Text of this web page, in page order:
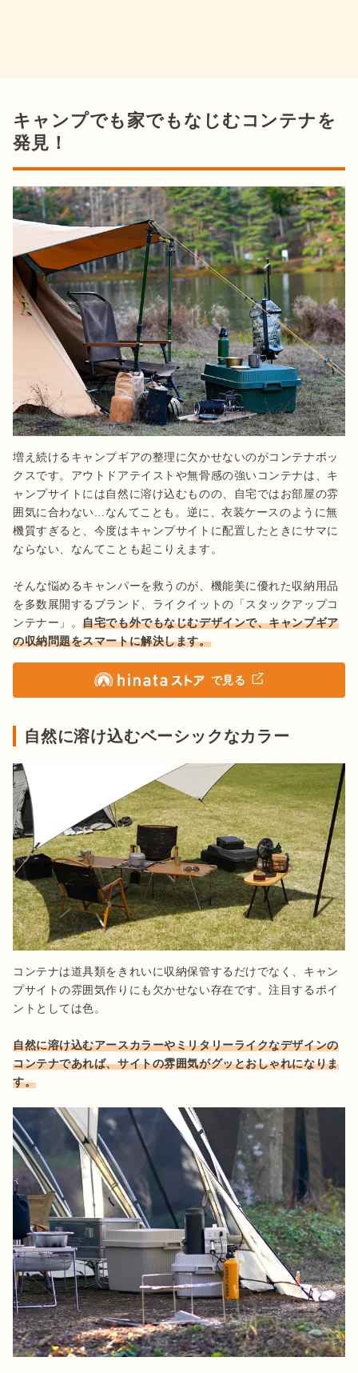
キャンプでも家でもなじむコンテナを
発見！
増え続けるキャンプギアの整理に欠かせないのがコンテナボッ
クスです。アウトドアテイストや無骨感の強いコンテナは、キ
ャンプサイトには自然に溶け込むものの、自宅ではお部屋の雰
囲気に合わない...なんてことも。逆に、衣装ケースのように無
機質すぎると、今度はキャンプサイトに配置したときにサマに
ならない、なんてことも起こりえます。
そんな悩めるキャンパーを救うのが、機能美に優れた収納用品
を多数展開するブランド、ライクイットの「スタックアップコ
ンテナー」。自宅でも外でもなじむデザインで、キャンプギア
の収納問題をスマートに解決します。
で見る
自然に溶け込むベーシックなカラー
コンテナは道具類をきれいに収納保管するだけでなく、キャン
プサイトの雰囲気作りにも欠かせない存在です。注目するポイ
ントとしては色。
自然に溶け込むアースカラーやミリタリーライクなデザインの
コンテナであれば、サイトの雰囲気がグッとおしゃれになりま
す。